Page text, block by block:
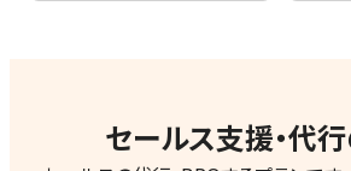
セールス支援・代